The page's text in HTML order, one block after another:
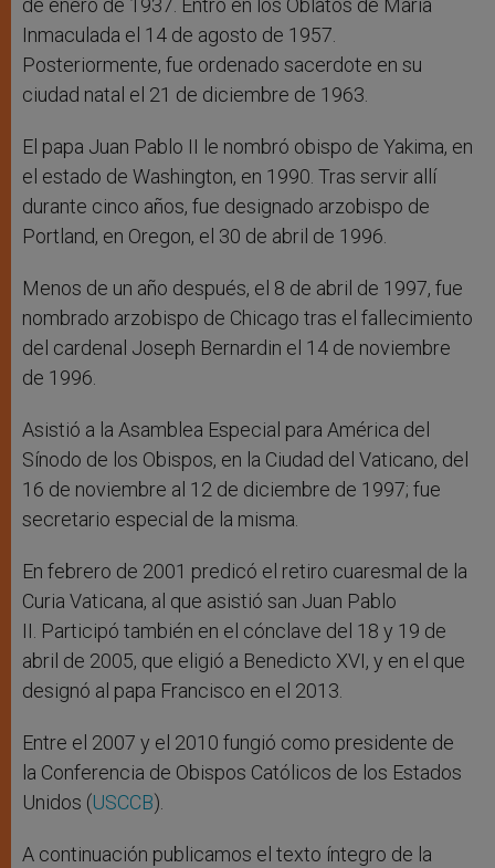
de enero de 1937. Entró en los Oblatos de María
Inmaculada el 14 de agosto de 1957.
Posteriormente, fue ordenado sacerdote en su
ciudad natal el 21 de diciembre de 1963.
El papa Juan Pablo II le nombró obispo de Yakima, en
el estado de Washington, en 1990. Tras servir allí
durante cinco años, fue designado arzobispo de
Portland, en Oregon, el 30 de abril de 1996.
Menos de un año después, el 8 de abril de 1997, fue
nombrado arzobispo de Chicago tras el fallecimiento
del cardenal Joseph Bernardin el 14 de noviembre
de 1996.
Asistió a la Asamblea Especial para América del
Sínodo de los Obispos, en la Ciudad del Vaticano, del
16 de noviembre al 12 de diciembre de 1997; fue
secretario especial de la misma.
En febrero de 2001 predicó el retiro cuaresmal de la
Curia Vaticana, al que asistió san Juan Pablo
II. Participó también en el cónclave del 18 y 19 de
abril de 2005, que eligió a Benedicto XVI, y en el que
designó al papa Francisco en el 2013.
Entre el 2007 y el 2010 fungió como presidente de
la Conferencia de Obispos Católicos de los Estados
Unidos (USCCB).
A continuación publicamos el texto íntegro de la